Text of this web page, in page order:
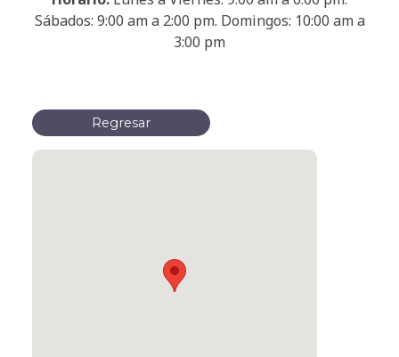
Sábados: 9:00 am a 2:00 pm. Domingos: 10:00 am a
3:00 pm
Regresar